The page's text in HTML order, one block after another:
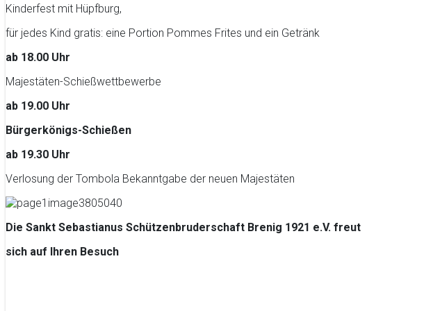
Kinderfest mit Hüpfburg,
für jedes Kind gratis: eine Portion Pommes Frites und ein Getränk
ab 18.00 Uhr
Majestäten-Schießwettbewerbe
ab 19.00 Uhr
Bürgerkönigs-Schießen
ab 19.30 Uhr
Verlosung der Tombola Bekanntgabe der neuen Majestäten
Die Sankt Sebastianus Schützenbruderschaft Brenig 1921 e.V. freut
sich auf Ihren Besuch